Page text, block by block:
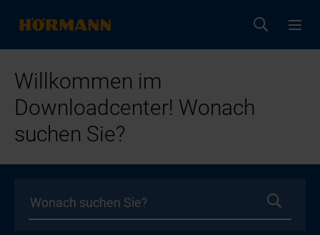
Willkommen im
Downloadcenter! Wonach
suchen Sie?